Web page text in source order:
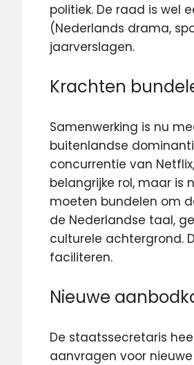
politiek. De raad is wel
(Nederlands drama,
jaarverslagen.
Krachten
Samenwerking is nu
buitenlandse
concurrentie van
belangrijke rol, maar is
moeten bundelen om
de Nederlandse taal,
culturele achtergrond.
faciliteren.
Nieuwe
De staatssecretaris
aanvragen voor